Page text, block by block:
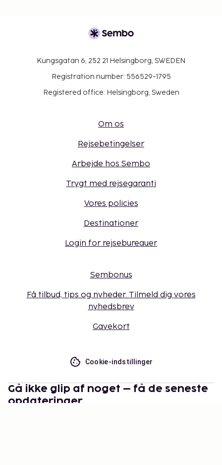
Kungsgatan 6, 252 21 Helsingborg, SWEDEN
Registration number: 556529-1795
Registered office: Helsingborg, Sweden
Om os
Rejsebetingelser
Arbejde hos Sembo
Trygt med rejsegaranti
Vores policies
Destinationer
Login for rejsebureauer
Sembonus
Få tilbud, tips og nyheder. Tilmeld dig vores
nyhedsbrev
Gavekort
Cookie-indstillinger
Gå ikke glip af noget – få de seneste
opdateringer